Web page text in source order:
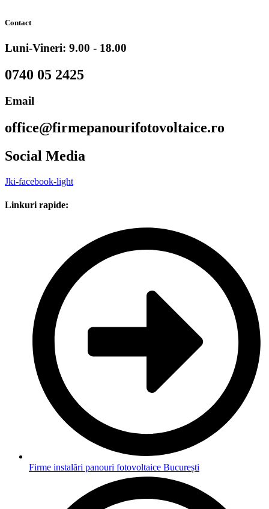
Contact
Luni-Vineri: 9.00 - 18.00
0740 05 2425
Email
office@firmepanourifotovoltaice.ro
Social Media
Jki-facebook-light
Linkuri rapide:
Firme instalări panouri fotovoltaice București